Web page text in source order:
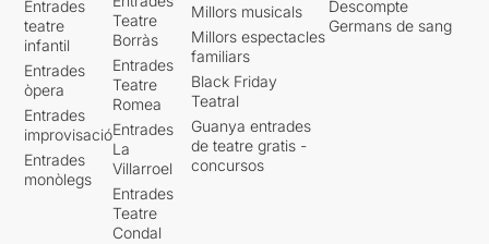
Entrades
teatre
infantil
Entrades
òpera
Entrades
improvisació
Entrades
monòlegs
Teatre
Borràs
Entrades
Teatre
Romea
Entrades
La
Villarroel
Entrades
Teatre
Condal
Millors musicals
Millors espectacles
familiars
Black Friday
Teatral
Guanya entrades
de teatre gratis -
concursos
Descompte
Germans de sang